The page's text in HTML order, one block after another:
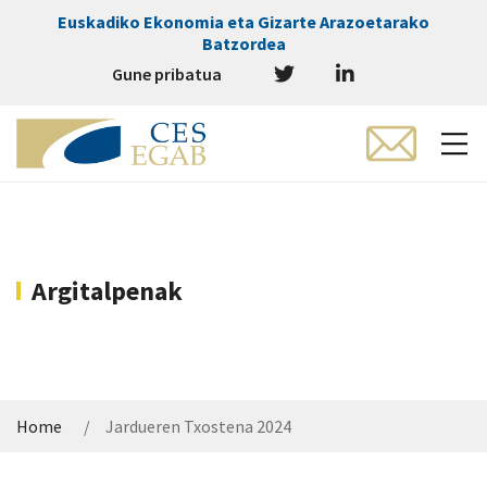
Euskadiko Ekonomia eta Gizarte Arazoetarako
Batzordea
Gune pribatua
Argitalpenak
Home Jardueren Txostena 2024